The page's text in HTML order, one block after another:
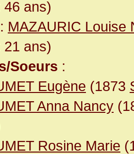
46 ans)
: MAZAURIC Louise
21 ans)
Soeurs :
Eugène (1873
Anna Nancy
Rosine Marie